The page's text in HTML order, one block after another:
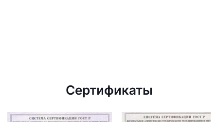
Сертификаты